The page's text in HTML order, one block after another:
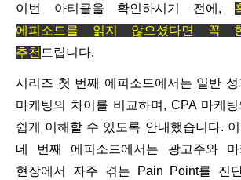
이번 아티클을 확인하시기 전에,
에피소드를 읽지 않으셨다면 꼭
추천 드립니다.
시리즈 첫 번째 에피소드에서는 일반
마케팅의 차이를 비교하며 , CPA 마케
쉽게 이해할 수 있도록 안내했습니다.
네 번째 에피소드에서는 광고주와 마
현장에서 자주 겪는 Pain Point를 진